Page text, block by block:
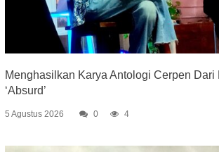
Menghasilkan Karya Antologi Cerpen Dari
‘Absurd’
5 Agustus 2026 0 4